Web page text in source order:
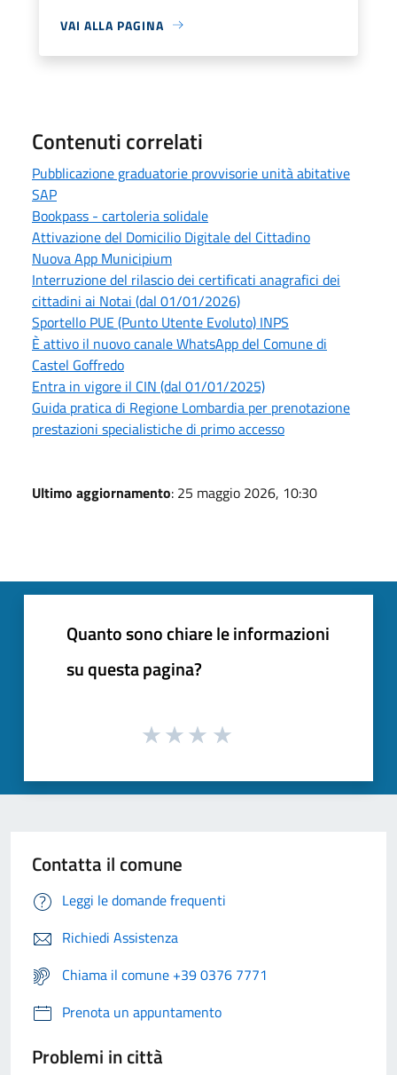
VAI ALLA PAGINA
Contenuti correlati
Pubblicazione graduatorie provvisorie unità abitative
SAP
Bookpass - cartoleria solidale
Attivazione del Domicilio Digitale del Cittadino
Nuova App Municipium
Interruzione del rilascio dei certificati anagrafici dei
cittadini ai Notai (dal 01/01/2026)
Sportello PUE (Punto Utente Evoluto) INPS
È attivo il nuovo canale WhatsApp del Comune di
Castel Goffredo
Entra in vigore il CIN (dal 01/01/2025)
Guida pratica di Regione Lombardia per prenotazione
prestazioni specialistiche di primo accesso
Ultimo aggiornamento: 25 maggio 2026, 10:30
Quanto sono chiare le informazioni
su questa pagina?
Contatta il comune
Leggi le domande frequenti
Richiedi Assistenza
Chiama il comune +39 0376 7771
Prenota un appuntamento
Problemi in città